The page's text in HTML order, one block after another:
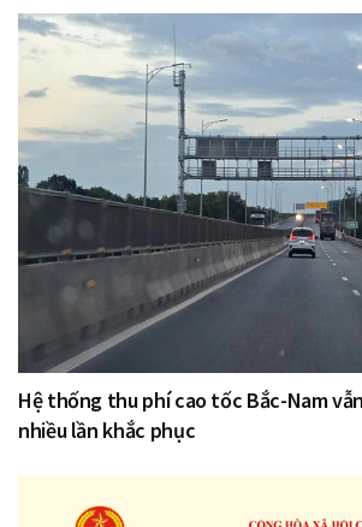
Hệ thống thu phí cao tốc Bắc-Nam
nhiều lần khắc phục